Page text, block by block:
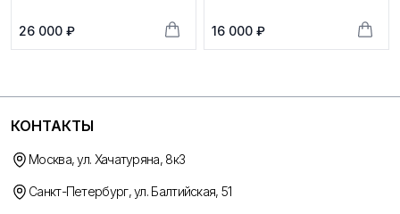
26 000 ₽ 16 000 ₽
КОНТАКТЫ
Москва, ул. Хачатуряна, 8к3
Санкт-Петербург, ул. Балтийская, 51